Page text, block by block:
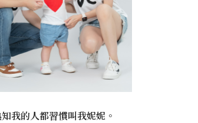
我的人都習慣叫我妮妮。